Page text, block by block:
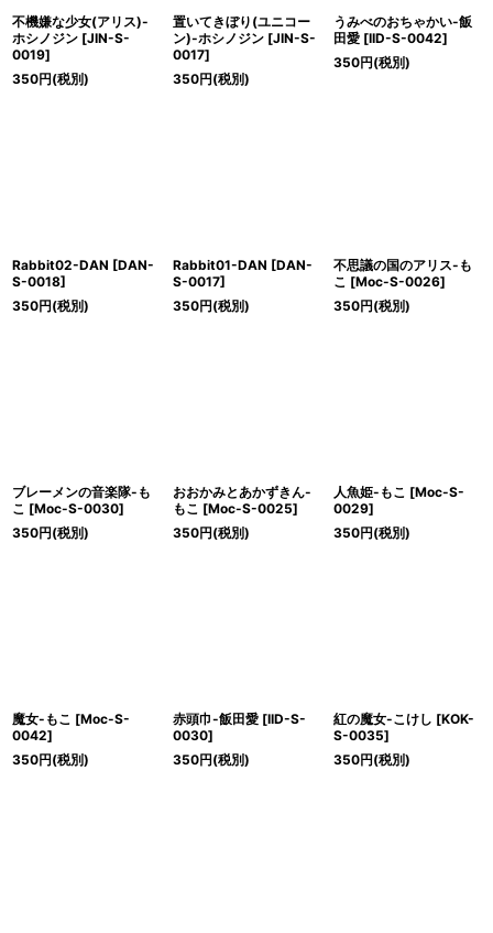
不機嫌な少女(アリス)-
ホシノジン [JIN-S-
0019]
350円(税別)
置いてきぼり(ユニコー
ン)-ホシノジン [JIN-S-
0017]
350円(税別)
うみべのおちゃかい-飯
田愛 [IID-S-0042]
350円(税別)
Rabbit02-DAN [DAN-
S-0018]
350円(税別)
Rabbit01-DAN [DAN-
S-0017]
350円(税別)
不思議の国のアリス-も
こ [Moc-S-0026]
350円(税別)
ブレーメンの音楽隊-も
こ [Moc-S-0030]
350円(税別)
おおかみとあかずきん-
もこ [Moc-S-0025]
350円(税別)
人魚姫-もこ [Moc-S-
0029]
350円(税別)
魔女-もこ [Moc-S-
0042]
350円(税別)
赤頭巾-飯田愛 [IID-S-
0030]
350円(税別)
紅の魔女-こけし [KOK-
S-0035]
350円(税別)